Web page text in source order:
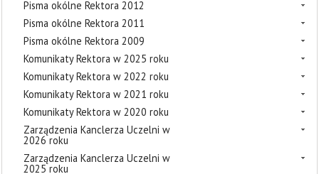
Pisma okólne Rektora 2012
Pisma okólne Rektora 2011
Pisma okólne Rektora 2009
Komunikaty Rektora w 2025 roku
Komunikaty Rektora w 2022 roku
Komunikaty Rektora w 2021 roku
Komunikaty Rektora w 2020 roku
Zarządzenia Kanclerza Uczelni w
2026 roku
Zarządzenia Kanclerza Uczelni w
2025 roku